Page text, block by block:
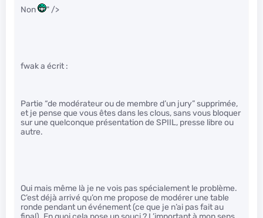
Non " />
fwak a écrit :
Partie “de modérateur ou de membre d’un jury” supprimée,
et je pense que vous êtes dans les clous, sans vous bloquer
sur une quelconque présentation de SPIIL, presse libre ou
autre.
Oui mais même là je ne vois pas spécialement le problème.
C’est déjà arrivé qu’on me propose de modérer une table
ronde pendant un événement (ce que je n’ai pas fait au